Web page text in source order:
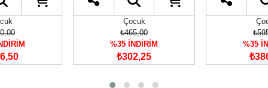
Çocuk
₺465,00
%35 İNDİRİM
₺302,25
%35